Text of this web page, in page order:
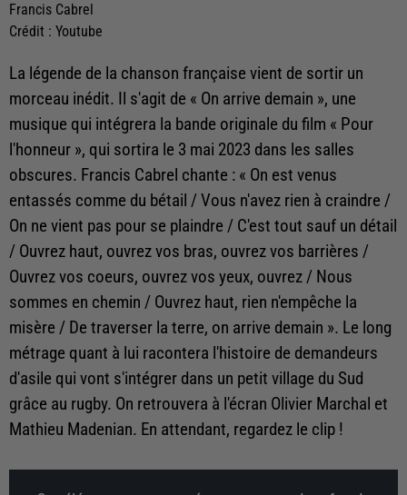
Francis Cabrel
Crédit : Youtube
La légende de la chanson française vient de sortir un
morceau inédit. Il s'agit de « On arrive demain », une
musique qui intégrera la bande originale du film « Pour
l'honneur », qui sortira le 3 mai 2023 dans les salles
obscures. Francis Cabrel chante : « On est venus
entassés comme du bétail / Vous n'avez rien à craindre /
On ne vient pas pour se plaindre / C'est tout sauf un détail
/ Ouvrez haut, ouvrez vos bras, ouvrez vos barrières /
Ouvrez vos coeurs, ouvrez vos yeux, ouvrez / Nous
sommes en chemin / Ouvrez haut, rien n'empêche la
misère / De traverser la terre, on arrive demain ». Le long
métrage quant à lui racontera l'histoire de demandeurs
d'asile qui vont s'intégrer dans un petit village du Sud
grâce au rugby. On retrouvera à l'écran Olivier Marchal et
Mathieu Madenian. En attendant, regardez le clip !